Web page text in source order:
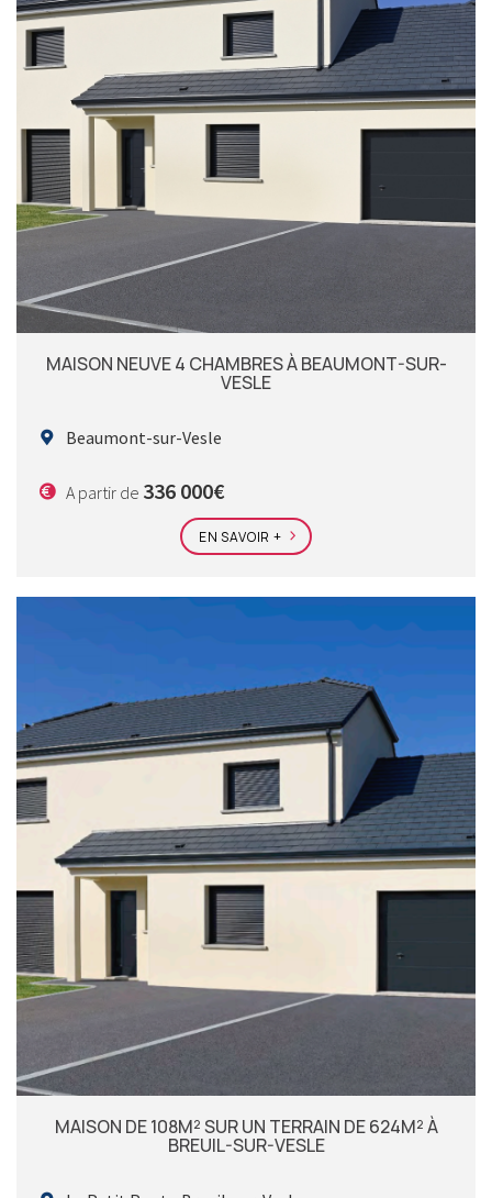
MAISON NEUVE 4 CHAMBRES À BEAUMONT-SUR-
VESLE
Beaumont-sur-Vesle
A partir de 336 000€
EN SAVOIR +
MAISON DE 108M² SUR UN TERRAIN DE 624M² À
BREUIL-SUR-VESLE